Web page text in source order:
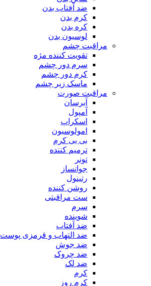
ضد آفتاب بدن
کرم بدن
کره بدن
لوسیون بدن
مراقبت چشم
تقویت کننده مژه
سرم دور چشم
کرم دور چشم
ماسک زیر چشم
مراقبت صورت
آبرسان
آمپول
اسکراپ
امولوسیون
بی بی کرم
ترمیم کننده
تونر
جوانساز
رتینول
روشن کننده
ست مراقبتی
سرم
شوینده
ضد آفتاب
ضد التهاب و قرمزی پوست
‌ضد جوش
ضد چروک
ضد لک
کرم
کرم روز